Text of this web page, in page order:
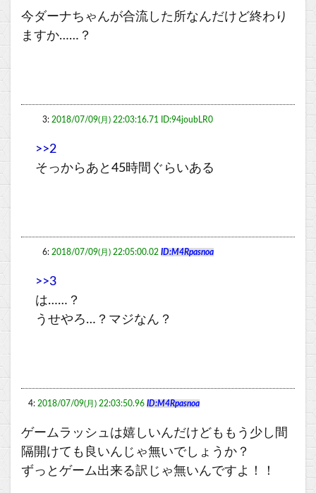
今ダーナちゃんが合流した所なんだけど終わり
ますか……？
3: 2018/07/09(月) 22:03:16.71 ID:94joubLR0
>>2
そっからあと45時間ぐらいある
6: 2018/07/09(月) 22:05:00.02 ID:M4Rpasnoa
>>3
は……？
うせやろ…？マジなん？
4: 2018/07/09(月) 22:03:50.96 ID:M4Rpasnoa
ゲームラッシュは嬉しいんだけどももう少し間
隔開けても良いんじゃ無いでしょうか？
ずっとゲーム出来る訳じゃ無いんですよ！！